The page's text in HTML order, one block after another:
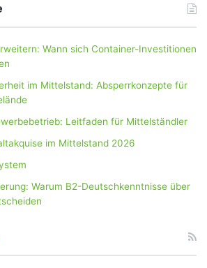
Wann sich Container-Investitionen
im Mittelstand: Absperrkonzepte für
Leitfaden für Mittelständler
im Mittelstand 2026
Warum B2-Deutschkenntnisse über